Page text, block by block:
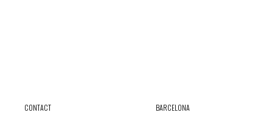
CONTACT BARCELONA